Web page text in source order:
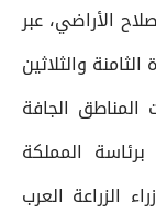
الأراضي، عبر
والثلاثين
المناطق الجافة
المملكة
الزراعة العرب